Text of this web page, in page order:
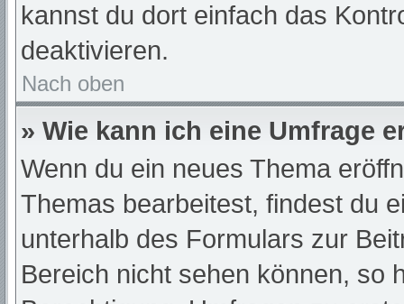
kannst du dort einfach das
deaktivieren.
Nach oben
» Wie kann ich eine Umfrage
Wenn du ein neues Thema
Themas bearbeitest, findest du
unterhalb des Formulars zur
Bereich nicht sehen können, so